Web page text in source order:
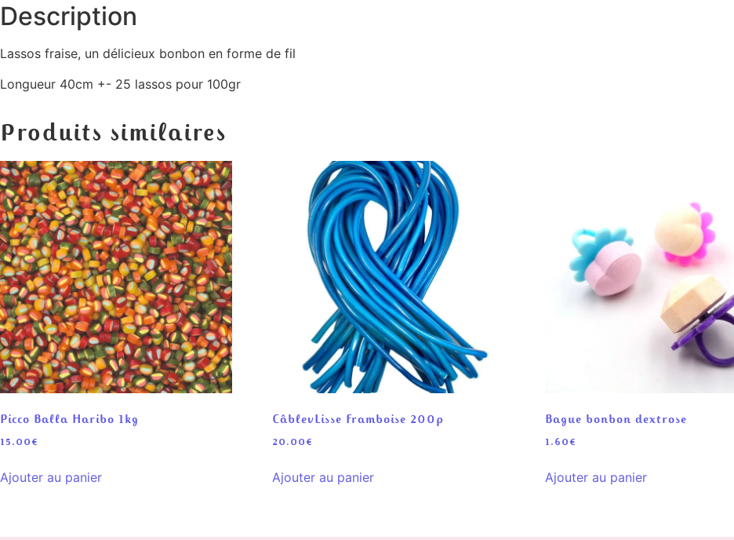
Description
Lassos fraise, un délicieux bonbon en forme de fil
Longueur 40cm +- 25 lassos pour 100gr
Produits similaires
Picco Balla Haribo 1kg
15.00€
Ajouter au panier
CâblevLisse Framboise 200p
20.00€
Ajouter au panier
Bague bonbon dextrose
1.60€
Ajouter au panier